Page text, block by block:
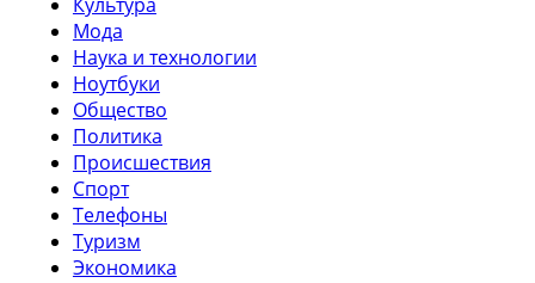
Культура
Мода
Наука и технологии
Ноутбуки
Общество
Политика
Происшествия
Спорт
Телефоны
Туризм
Экономика